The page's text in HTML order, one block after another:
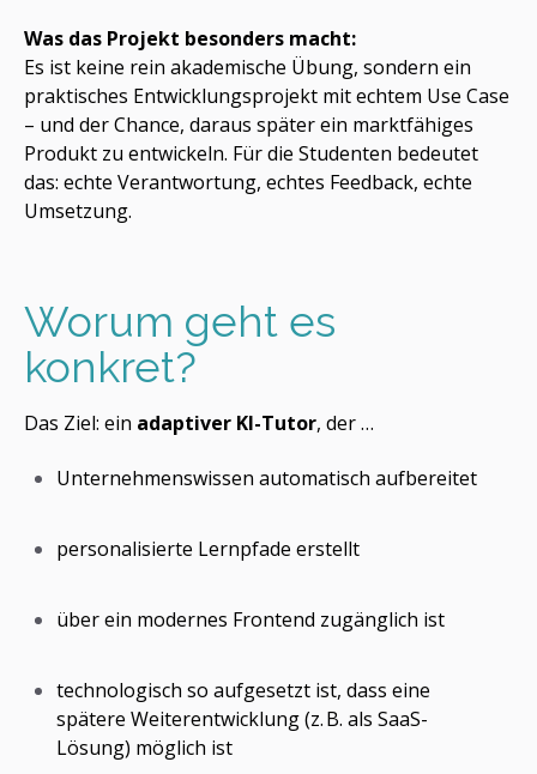
Was das Projekt besonders macht:
Es ist keine rein akademische Übung, sondern ein
praktisches Entwicklungsprojekt mit echtem Use Case
– und der Chance, daraus später ein marktfähiges
Produkt zu entwickeln. Für die Studenten bedeutet
das: echte Verantwortung, echtes Feedback, echte
Umsetzung.
Worum geht es
konkret?
Das Ziel: ein adaptiver KI-Tutor, der …
Unternehmenswissen automatisch aufbereitet
personalisierte Lernpfade erstellt
über ein modernes Frontend zugänglich ist
technologisch so aufgesetzt ist, dass eine
spätere Weiterentwicklung (z. B. als SaaS-
Lösung) möglich ist